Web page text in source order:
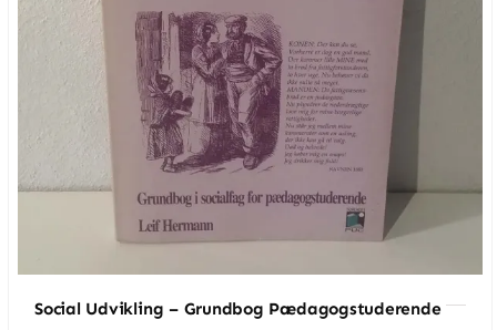
Social Udvikling – Grundbog Pædagogstuderende